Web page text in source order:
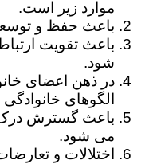
موارد زیر است.
باعث حفظ و
باعث تقویت
شود.
در ذهن اعضای
الگوهای
باعث گسترش درک
می شود.
اختلالات و